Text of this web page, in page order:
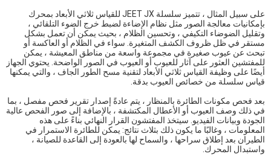
على سبيل المثال ، تتميز سلسلة JEET JX للقياس ثلاثي الأبعاد بمحرك
بإمكانيات معالجة الصور مثل نظام الإضاءة لضبط خرج الضوء التلقائي ،
وتقليل الضوضاء التكيفي ، وتحسين الظلام ، بحيث يمكن أن تعمل بشكل
مستقر في ظل ظروف الكشف المتغيرة. سواء في الظلام أو العاكسة أو
تبحث عن عيوب صغيرة في مجموعة واسعة من مناطق المعيشة ، يمكن
للمفتشين العثور على آثار للعيوب أو العيوب في الصور الواضحة. يحتوي الجهاز
أيضًا على وظيفة القياس ثلاثي الأبعاد لتقنية مسح الطور الجاف ، والتي يمكنها
قياس سلسلة من خصائص العيوب بدقة.
بعد فحص مكونات الطائرة بالمنظار ، يتم عادةً إصدار تقرير فحص مفصل ، بما
في ذلك وصف العيوب أو الأعطال المكتشفة ، بالإضافة إلى صور الفحص عالية
الجودة وبيانات الفيديو. سيتخذ المفتشون القرار النهائي بناءً على هذه
المعلومات ، وغالبًا ما يكون ذلك بثلاث نتائج: يمكن للطائرة الاستمرار في
الطيران بعد إطلاق سراحها ، والسماح لها بالعودة إلى القاعدة للصيانة ،
واستبدال المحرك.